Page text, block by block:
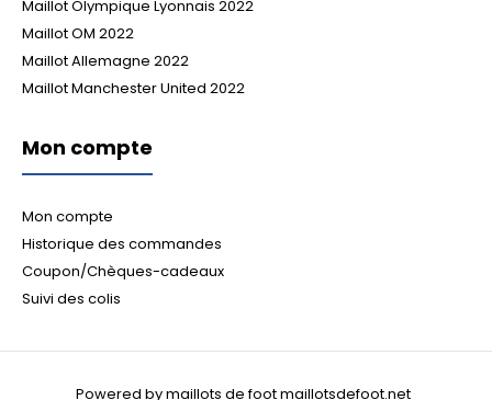
Maillot Olympique Lyonnais 2022
Maillot OM 2022
Maillot Allemagne 2022
Maillot Manchester United 2022
Mon compte
Mon compte
Historique des commandes
Coupon/Chèques-cadeaux
Suivi des colis
Powered by maillots de foot maillotsdefoot.net